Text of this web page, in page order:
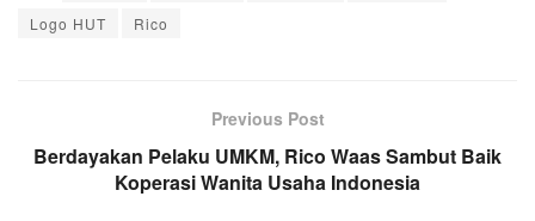
Logo HUT
Rico
Previous Post
Berdayakan Pelaku UMKM, Rico Waas Sambut Baik
Koperasi Wanita Usaha Indonesia